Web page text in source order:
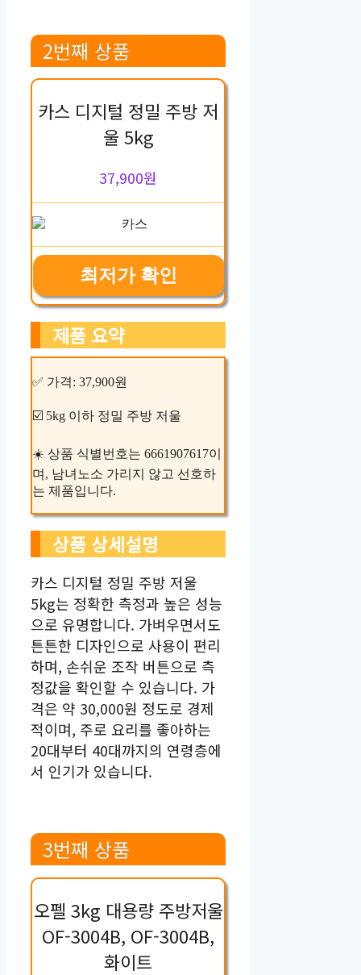
2번째 상품
카스 디지털 정밀 주방 저
울 5kg
37,900원
최저가 확인
제품 요약
✅ 가격: 37,900원
☑️ 5kg 이하 정밀 주방 저울
☀️ 상품 식별번호는 6661907617이
며, 남녀노소 가리지 않고 선호하
는 제품입니다.
상품 상세설명
카스 디지털 정밀 주방 저울
5kg는 정확한 측정과 높은 성능
으로 유명합니다. 가벼우면서도
튼튼한 디자인으로 사용이 편리
하며, 손쉬운 조작 버튼으로 측
정값을 확인할 수 있습니다. 가
격은 약 30,000원 정도로 경제
적이며, 주로 요리를 좋아하는
20대부터 40대까지의 연령층에
서 인기가 있습니다.
3번째 상품
오펠 3kg 대용량 주방저울
OF-3004B, OF-3004B,
화이트